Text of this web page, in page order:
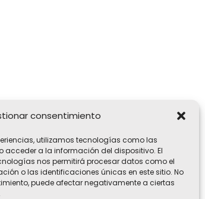
consentimiento
utilizamos tecnologías como las
a la información del dispositivo. El
nos permitirá procesar datos como el
o las identificaciones únicas en este sitio. No
puede afectar negativamente a ciertas